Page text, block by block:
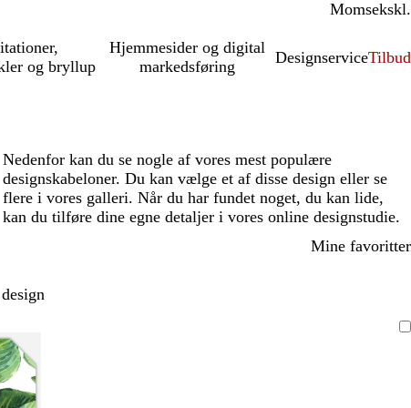
Momsinkl.
ekskl.
og bryllup
Hjemmesider og digital
markedsføring
DesignserviceTilbud
Nedenfor kan du se nogle af vores mest populære
designskabeloner. Du kan vælge et af disse design eller se
flere i vores galleri. Når du har fundet noget, du kan lide,
kan du tilføre dine egne detaljer i vores online designstudie.
Mine favoritter